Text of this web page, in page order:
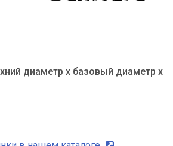
диаметр х базовый диаметр х